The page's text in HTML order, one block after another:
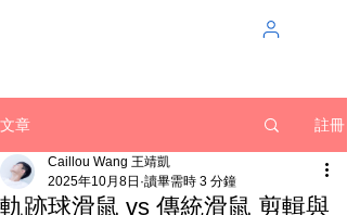
文章 註冊
軌跡球滑鼠 vs 傳統滑鼠 剪輯與
Caillou Wang 王靖凱
2025年10月8日 讀畢需時 3 分鐘